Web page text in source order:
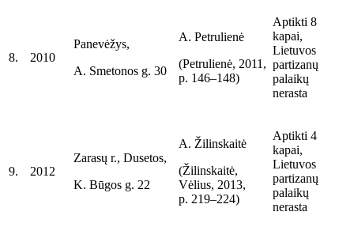
8. 2010
Panevėžys,
A. Smetonos g. 30
A. Petrulienė
(Petrulienė, 2011,
p. 146–148)
Aptikti 8
kapai,
Lietuvos
partizanų
palaikų
nerasta
9. 2012
Zarasų r., Dusetos,
K. Būgos g. 22
A. Žilinskaitė
(Žilinskaitė,
Vėlius, 2013,
p. 219–224)
Aptikti 4
kapai,
Lietuvos
partizanų
palaikų
nerasta